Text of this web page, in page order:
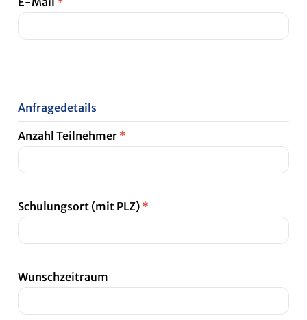
Anfragedetails
Anzahl Teilnehmer *
Schulungsort (mit PLZ) *
Wunschzeitraum